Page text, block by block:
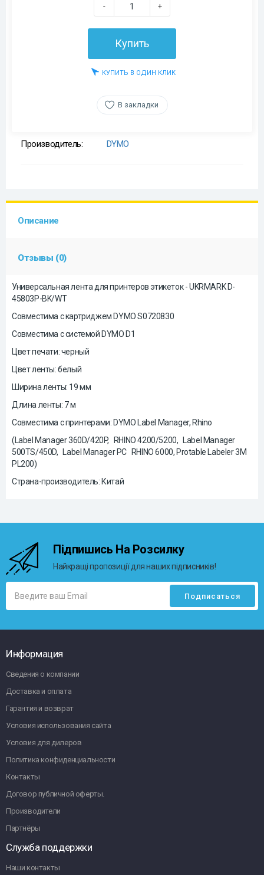
- +
Купить
КУПИТЬ В ОДИН КЛИК
В закладки
Производитель: DYMO
Описание
Отзывы (0)
Универсальная лента для принтеров этикеток - UKRMARK D-
45803P-BK/WT
Совместима с картриджем DYMO S0720830
Совместима с системой DYMO D1
Цвет печати: черный
Цвет ленты: белый
Ширина ленты: 19 мм
Длина ленты: 7 м
Совместима с принтерами: DYMO Label Manager, Rhino
(Label Manager 360D/420P, RHINO 4200/5200, Label Manager
500TS/450D, Label Manager PC RHINO 6000, Protable Labeler 3M
PL200)
Страна-производитель: Китай
Підпишись На Розсилку
Найкращі пропозиції для наших підписників!
Информация
Сведения о компании
Доставка и оплата
Гарантия и возврат
Условия использования сайта
Условия для дилеров
Политика конфиденциальности
Контакты
Договор публичной оферты.
Производители
Партнёры
Служба поддержки
Наши контакты